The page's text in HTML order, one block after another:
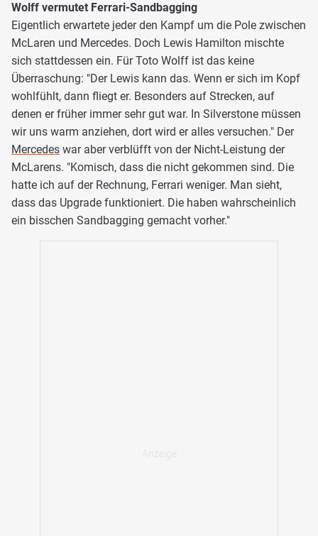
Wolff vermutet Ferrari-Sandbagging
Eigentlich erwartete jeder den Kampf um die Pole zwischen
McLaren und Mercedes. Doch Lewis Hamilton mischte
sich stattdessen ein. Für Toto Wolff ist das keine
Überraschung: "Der Lewis kann das. Wenn er sich im Kopf
wohlfühlt, dann fliegt er. Besonders auf Strecken, auf
denen er früher immer sehr gut war. In Silverstone müssen
wir uns warm anziehen, dort wird er alles versuchen." Der
Mercedes war aber verblüfft von der Nicht-Leistung der
McLarens. "Komisch, dass die nicht gekommen sind. Die
hatte ich auf der Rechnung, Ferrari weniger. Man sieht,
dass das Upgrade funktioniert. Die haben wahrscheinlich
ein bisschen Sandbagging gemacht vorher."